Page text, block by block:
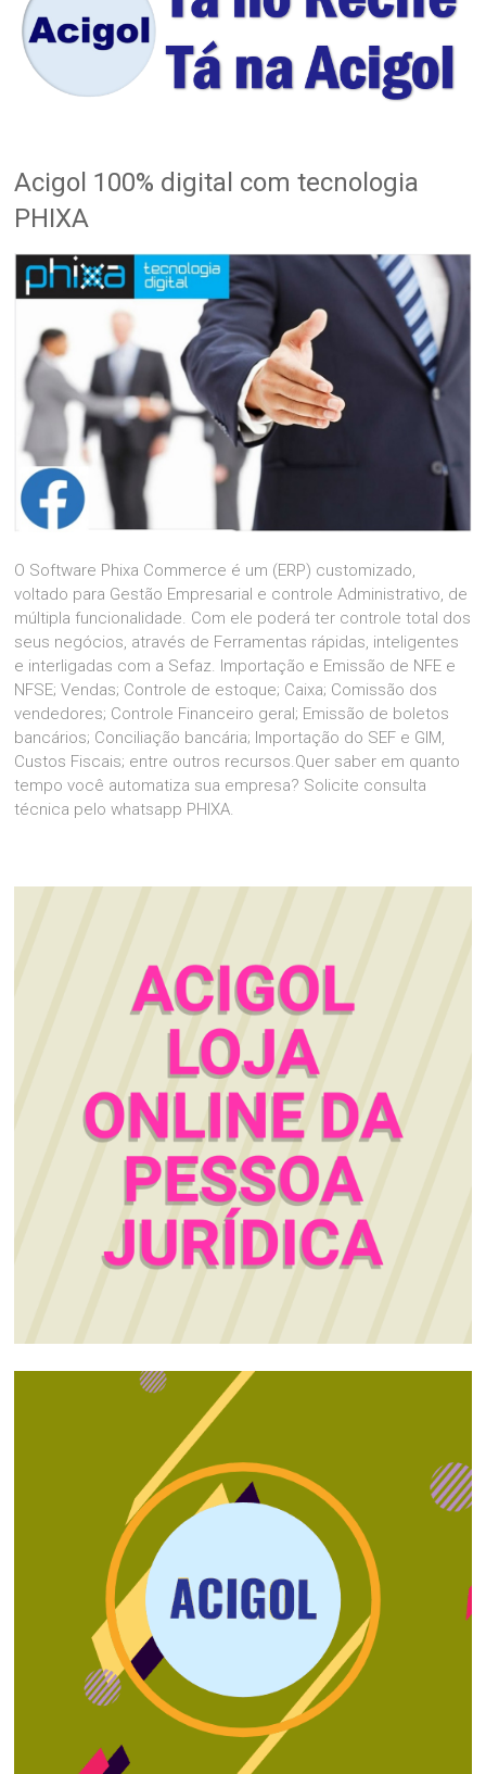
Acigol 100% digital com tecnologia
PHIXA
O Software Phixa Commerce é um (ERP) customizado,
voltado para Gestão Empresarial e controle Administrativo, de
múltipla funcionalidade. Com ele poderá ter controle total dos
seus negócios, através de Ferramentas rápidas, inteligentes
e interligadas com a Sefaz. Importação e Emissão de NFE e
NFSE; Vendas; Controle de estoque; Caixa; Comissão dos
vendedores; Controle Financeiro geral; Emissão de boletos
bancários; Conciliação bancária; Importação do SEF e GIM,
Custos Fiscais; entre outros recursos.Quer saber em quanto
tempo você automatiza sua empresa? Solicite consulta
técnica pelo whatsapp PHIXA.